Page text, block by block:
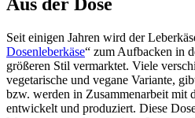
Seit einigen Jahren wird der
Dosenleberkäse“ zum Aufbacken in
größeren Stil vermarktet. Viele
vegetarische und vegane Variante,
bzw. werden in Zusammenarbeit mit
entwickelt und produziert. Diese